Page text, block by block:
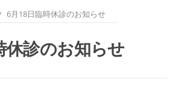
6月18日臨時休診のお知らせ
休診のお知らせ